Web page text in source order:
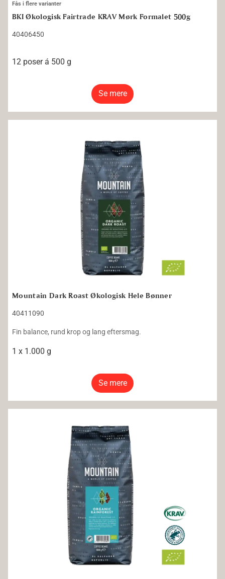
Fås i flere varianter
BKI Økologisk Fairtrade KRAV Mørk Formalet 500g
40406450
12 poser á 500 g
Se mere
Mountain Dark Roast Økologisk Hele Bønner
40411090
Fin balance, rund krop og lang eftersmag.
1 x 1.000 g
Se mere